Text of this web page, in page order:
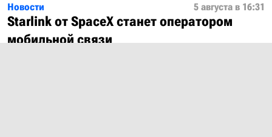
Новости 5 августа в 16:31
Starlink от SpaceX станет оператором
мобильной связи